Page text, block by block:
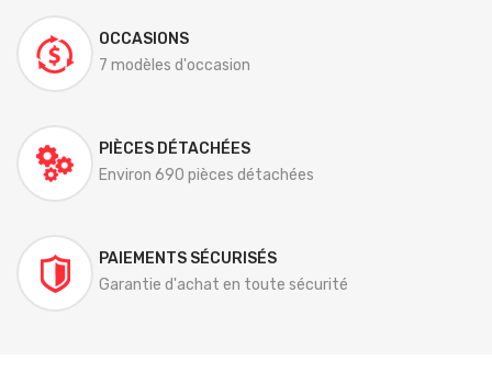
OCCASIONS
7 modèles d'occasion
PIÈCES DÉTACHÉES
Environ 690 pièces détachées
PAIEMENTS SÉCURISÉS
Garantie d'achat en toute sécurité